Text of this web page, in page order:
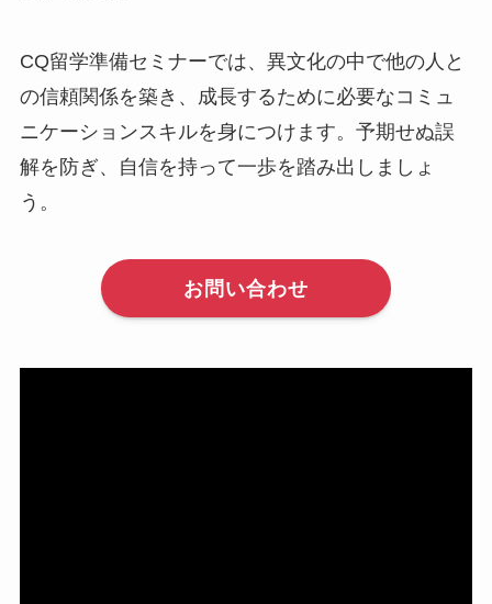
CQ留学準備セミナーでは、異文化の中で他の人と
の信頼関係を築き、成長するために必要なコミュ
ニケーションスキルを身につけます。予期せぬ誤
解を防ぎ、自信を持って一歩を踏み出しましょ
う。
お問い合わせ